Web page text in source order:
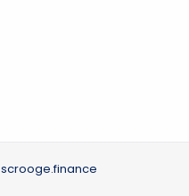
scrooge.finance